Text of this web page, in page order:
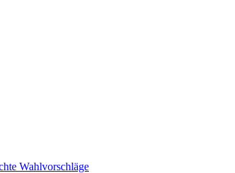
Wahlvorschläge